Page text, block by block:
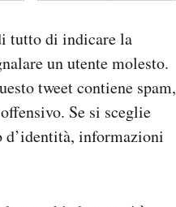
tutto di indicare la
un utente molesto.
tweet contiene spam,
Se si sceglie
informazioni